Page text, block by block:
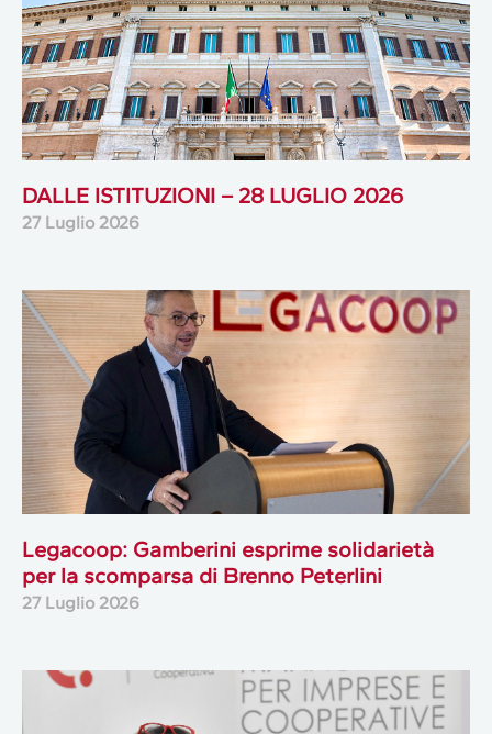
DALLE ISTITUZIONI – 28 LUGLIO 2026
27 Luglio 2026
Legacoop: Gamberini esprime solidarietà
per la scomparsa di Brenno Peterlini
27 Luglio 2026